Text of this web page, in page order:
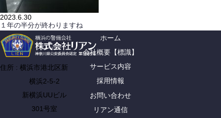
2023.6.30
１年の半分が終わりますね
住所 : 横浜市港北区新
横浜2-5-2
新横浜UUビル
301号室
ホーム
会社概要【標識】
サービス内容
採用情報
お問い合わせ
リアン通信